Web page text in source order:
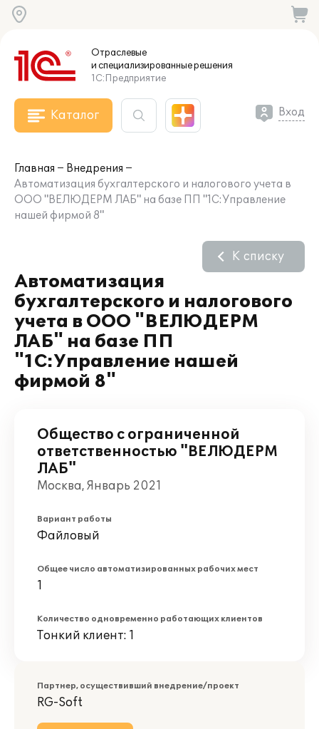
Отраслевые
и специализированныерешения
1С:Предприятие
Каталог Вход
Главная
Внедрения
Автоматизация бухгалтерского и налогового учета в
ООО "ВЕЛЮДЕРМ ЛАБ" на базе ПП "1С:Управление
нашей фирмой 8"
Автоматизация
бухгалтерского и налогового
учета в ООО "ВЕЛЮДЕРМ
ЛАБ" на базе ПП
"1С:Управление нашей
фирмой 8"
К списку
Общество с ограниченной
ответственностью "ВЕЛЮДЕРМ
ЛАБ"
Москва, Январь 2021
Вариант работы
Файловый
Общее число автоматизированных рабочих мест
1
Количество одновременно работающих клиентов
Тонкий клиент: 1
Партнер, осуществивший внедрение/проект
RG-Soft